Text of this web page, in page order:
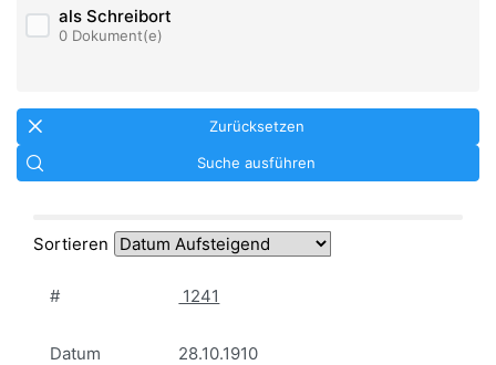
als Schreibort
0 Dokument(e)
Zurücksetzen
Suche ausführen
Sortieren
# 1241
Datum 28.10.1910